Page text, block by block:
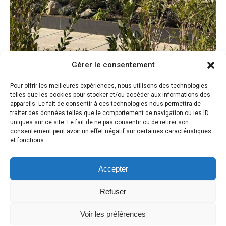
Gérer le consentement
Pour offrir les meilleures expériences, nous utilisons des technologies
telles que les cookies pour stocker et/ou accéder aux informations des
appareils. Le fait de consentir à ces technologies nous permettra de
traiter des données telles que le comportement de navigation ou les ID
uniques sur ce site. Le fait de ne pas consentir ou de retirer son
consentement peut avoir un effet négatif sur certaines caractéristiques
et fonctions.
Accepter
Refuser
Voir les préférences
agence de la transition écologique à
Marseille
Professionnels,Terrasses